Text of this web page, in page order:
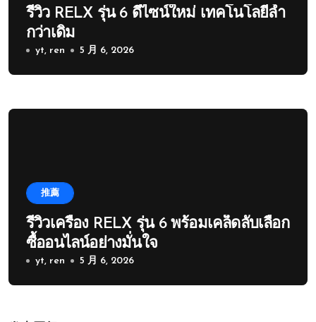
รีวิว RELX รุ่น 6 ดีไซน์ใหม่ เทคโนโลยีล้ำ
กว่าเดิม
yt, ren 5 月 6, 2026
推薦
รีวิวเครื่อง RELX รุ่น 6 พร้อมเคล็ดลับเลือก
ซื้ออนไลน์อย่างมั่นใจ
yt, ren 5 月 6, 2026